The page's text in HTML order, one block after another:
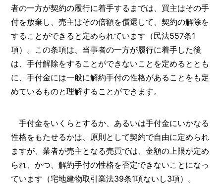
者の一方が契約の履行に着手するまでは、買主はその手
付を放棄し、売主はその倍額を償還して、契約の解除を
することができると定められています（民法557条1
項）。この条項は、当事者の一方が履行に着手した後
は、手付解除をすることができないことを定めるととも
に、手付金には一般に解約手付の性格があることをも定
めているものと理解することができます。
手付金をいくらとするか、あるいは手付金にいかなる
性格をもたせるかは、原則として契約で自由に定められ
ますが、業者が売主となる売買では、金額の上限が定め
られ、かつ、解約手付の性格を否定できないことになっ
ています（宅地建物取引業法39条1項ないし3項）。